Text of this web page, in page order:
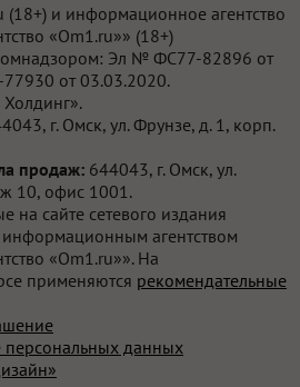
(18+) и информационное агентство
«Om1.ru»» (18+)
Эл № ФС77-82896 от
от 03.03.2020.
г. Омск, ул. Фрунзе, д. 1, корп.
продаж: 644043, г. Омск, ул.
10, офис 1001.
на сайте сетевого издания
агентством
«Om1.ru»». На
применяются рекомендательные
персональных данных